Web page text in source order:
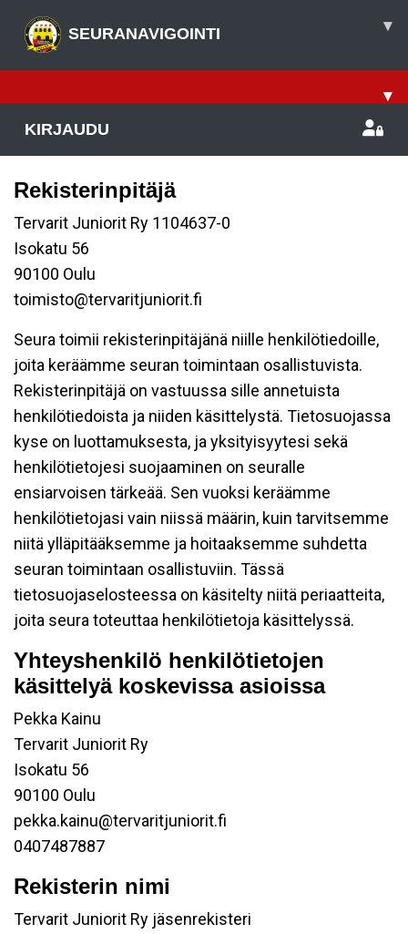
SEURANAVIGOINTI ▾
▾
KIRJAUDU
Rekisterinpitäjä
Tervarit Juniorit Ry 1104637-0
Isokatu 56
90100 Oulu
toimisto@tervaritjuniorit.fi
Seura toimii rekisterinpitäjänä niille henkilötiedoille,
joita keräämme seuran toimintaan osallistuvista.
Rekisterinpitäjä on vastuussa sille annetuista
henkilötiedoista ja niiden käsittelystä. Tietosuojassa
kyse on luottamuksesta, ja yksityisyytesi sekä
henkilötietojesi suojaaminen on seuralle
ensiarvoisen tärkeää. Sen vuoksi keräämme
henkilötietojasi vain niissä määrin, kuin tarvitsemme
niitä ylläpitääksemme ja hoitaaksemme suhdetta
seuran toimintaan osallistuviin. Tässä
tietosuojaselosteessa on käsitelty niitä periaatteita,
joita seura toteuttaa henkilötietoja käsittelyssä.
Yhteyshenkilö henkilötietojen
käsittelyä koskevissa asioissa
Pekka Kainu
Tervarit Juniorit Ry
Isokatu 56
90100 Oulu
pekka.kainu@tervaritjuniorit.fi
0407487887
Rekisterin nimi
Tervarit Juniorit Ry jäsenrekisteri